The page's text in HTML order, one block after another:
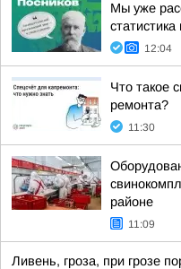
Мы уже
12:04
Что такое
ремонта?
11:30
районе
11:09
Ливень, гроза, при грозе